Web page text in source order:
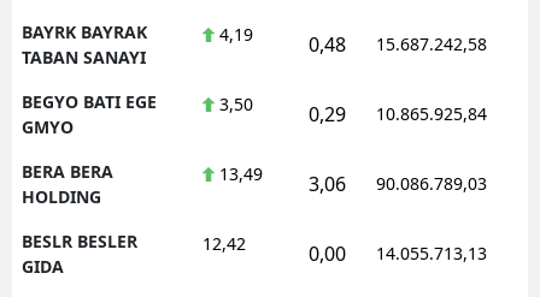
BAYRK BAYRAK
TABAN SANAYI
4,19 0,48 15.687.242,58
BEGYO BATI EGE
GMYO
3,50 0,29 10.865.925,84
BERA BERA
HOLDING
13,49 3,06 90.086.789,03
BESLR BESLER
GIDA
12,42 0,00 14.055.713,13